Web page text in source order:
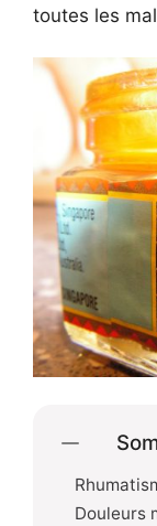
toutes les
Douleurs